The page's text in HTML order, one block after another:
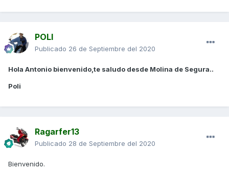
POLI
Publicado 26 de Septiembre del 2020
Hola Antonio bienvenido,te saludo desde Molina de Segura..
Poli
Ragarfer13
Publicado 28 de Septiembre del 2020
Bienvenido.